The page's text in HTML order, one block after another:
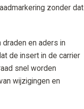
zonder dat
en aders in
de insert in de carrier
snel worden
wijzigingen en